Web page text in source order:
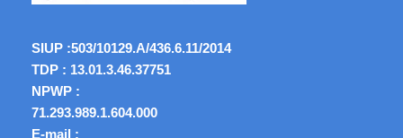
SIUP :503/10129.A/436.6.11/2014
TDP : 13.01.3.46.37751
NPWP :
71.293.989.1.604.000
E-mail :